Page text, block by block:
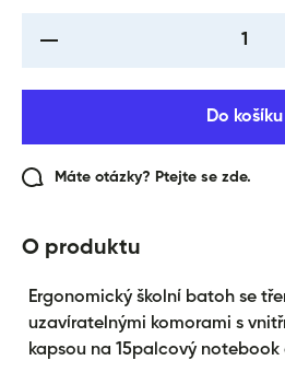
I18n Error: Missing
Do košíku
Máte otázky? Ptejte se zde.
O produktu
Ergonomický školní batoh se
uzavíratelnými komorami s
kapsou na 15palcový